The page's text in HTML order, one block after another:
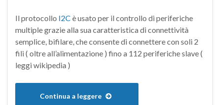
Il protocollo I2C è usato per il controllo di periferiche
multiple grazie alla sua caratteristica di connettività
semplice, bifilare, che consente di connettere con soli 2
fili ( oltre all’alimentazione ) fino a 112 periferiche slave (
leggi wikipedia )
Continua a leggere